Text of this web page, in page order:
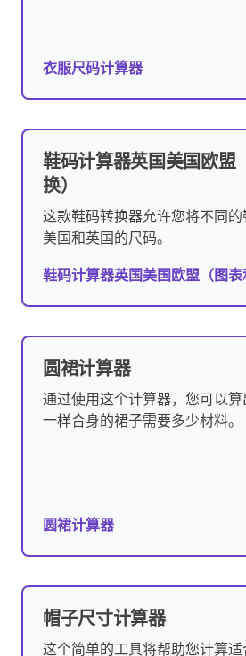
衣服尺码计算器
鞋码计算器英国美国欧盟
换）
这款鞋码转换器允许您将不同的
美国和英国的尺码。
鞋码计算器英国美国欧盟（图表
圆裙计算器
通过使用这个计算器，您可以
一样合身的裙子需要多少材料。
圆裙计算器
帽子尺寸计算器
这个简单的工具将帮助您计算适